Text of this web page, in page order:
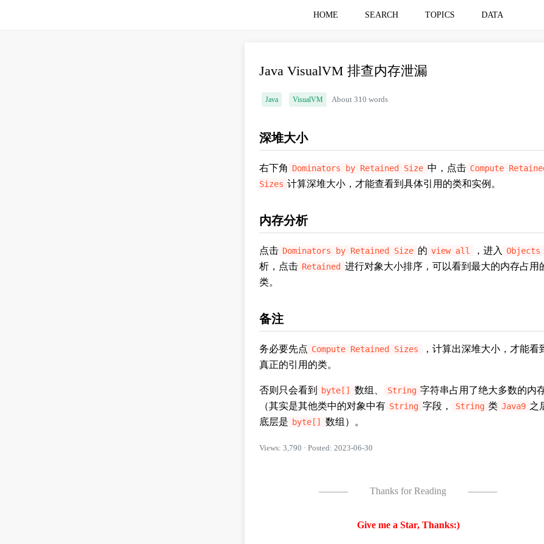
HOME SEARCH TOPICS DATA
Java VisualVM 排查内存泄漏
Java VisualVM About 310 words
深堆大小
右下角 Dominators by Retained Size 中，点击 Compute
Sizes 计算深堆大小，才能查看到具体引用的类和实例。
内存分析
点击 Dominators by Retained Size 的 view all ，进入 Objects
析，点击 Retained 进行对象大小排序，可以看到最大的内存占用
类。
备注
务必要先点 Compute Retained Sizes
，计算出深堆大小，才能看
真正的引用的类。
否则只会看到 byte[] 数组、 String 字符串占用了绝大多数的内
（其实是其他类中的对象中有 String 字段， String 类 Java9 之
底层是 byte[] 数组）。
Views: 3,790 · Posted: 2023-06-30
——— Thanks for Reading ———
Give me a Star, Thanks:)